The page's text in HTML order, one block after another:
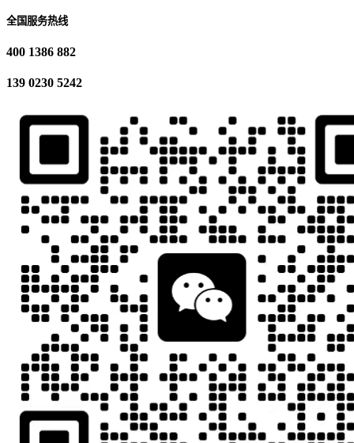
全国服务热线
400 1386 882
139 0230 5242